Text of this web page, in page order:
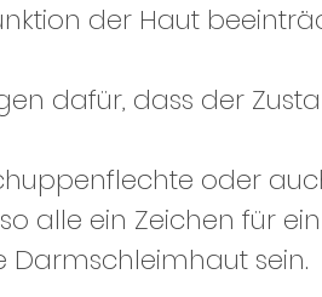
der Haut
oder
alle ein Zeichen für
Darmschleimhaut sein.